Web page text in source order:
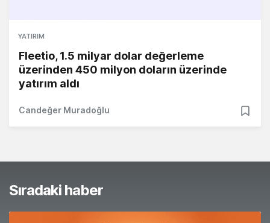
YATIRIM
Fleetio, 1.5 milyar dolar değerleme
üzerinden 450 milyon doların üzerinde
yatırım aldı
Candeğer Muradoğlu
Sıradaki haber